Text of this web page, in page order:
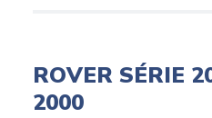
ROVER SÉRIE
2000